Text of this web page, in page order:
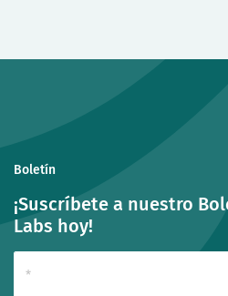
Boletín
¡Suscríbete a nuestro
Labs hoy!